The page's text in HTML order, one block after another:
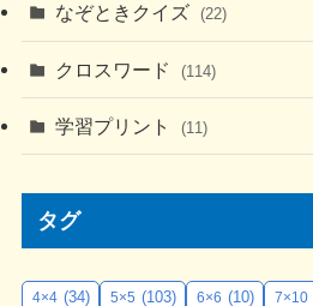
なぞときクイズ (22)
クロスワード (114)
学習プリント (11)
タグ
4×4 (34) 5×5 (103) 6×6 (10) 7×10